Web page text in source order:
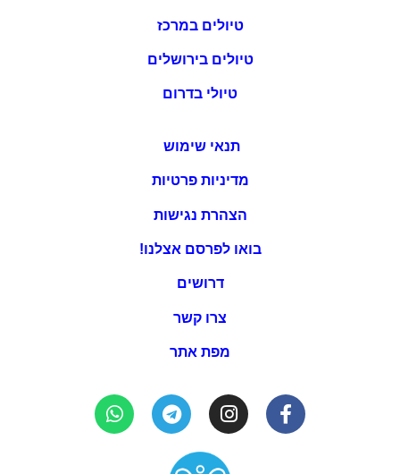
טיולים במרכז
טיולים בירושלים
טיולי בדרום
תנאי שימוש
מדיניות פרטיות
הצהרת נגישות
בואו לפרסם אצלנו!
דרושים
צרו קשר
מפת אתר